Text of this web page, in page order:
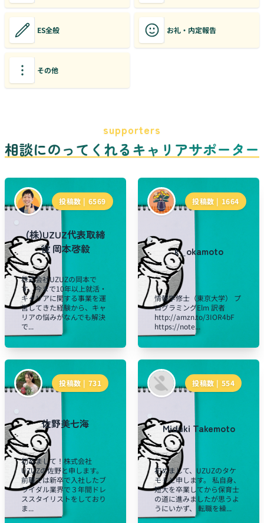
ES全般 お礼・内定報告
その他
supporters
相談にのってくれるキャリアサポーター
投稿数 | 6569
(株)UZUZ代表取締
役 岡本啓毅
株式会社UZUZの岡本で
す。今まで10年以上就活・
キャリアに関する事業を運
営してきた経験から、キャ
リアの悩みがなんでも解決
で...
投稿数 | 1664
k_okamoto
情報学修士（東京大学） プ
ログラミングElm 訳者
http://amzn.to/3IOR4bF
https://note...
投稿数 | 731
佐野美七海
初めまして！株式会社
UZUZの佐野と申します。
前職では新卒で入社したブ
ライダル業界で３年間ドレ
ススタイリストをしており
ま...
投稿数 | 554
Miduki Takemoto
初めまして、UZUZのタケ
モトと申します。 私自身、
短大を卒業してから保育士
の道に進みましたが思うよ
うにいかず、 転職を繰...